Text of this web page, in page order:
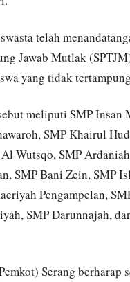
telah
Jawab Mutlak
yang tidak
meliputi SMP Insan
SMP Khairul
Wutsqo, SMP
SMP Bani Zein, SMP
Pengampelan,
SMP Darunnajah,
Serang berharap